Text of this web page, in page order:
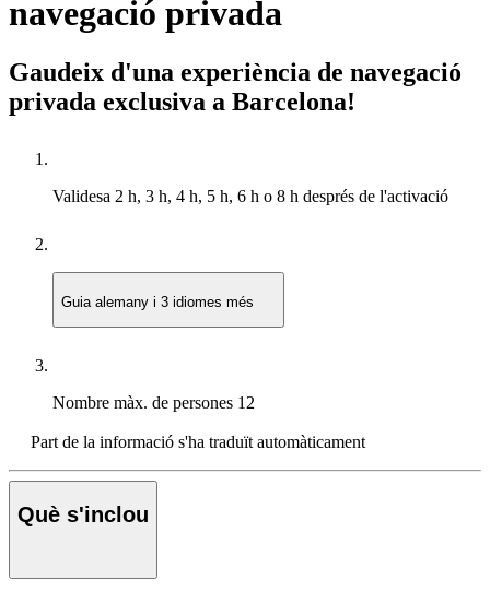
navegació privada
Gaudeix d'una experiència de navegació
privada exclusiva a Barcelona!
Validesa 2 h, 3 h, 4 h, 5 h, 6 h o 8 h després de l'activació
Guia alemany i 3 idiomes més
Nombre màx. de persones 12
Part de la informació s'ha traduït automàticament
Què s'inclou